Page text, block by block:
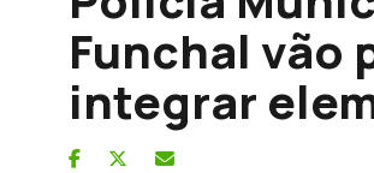
Funchal vão
integrar